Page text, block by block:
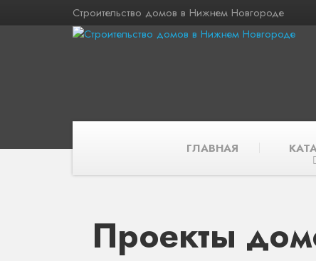
Строительство домов в Нижнем Новгороде
ГЛАВНАЯ
Проекты